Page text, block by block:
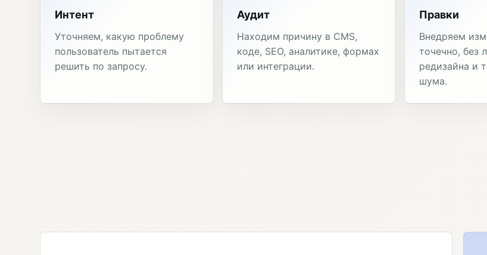
Интент
Уточняем, какую проблему
пользователь пытается
решить по запросу.
Аудит
Находим причину в CMS,
коде, SEO, аналитике, формах
или интеграции.
Правки
Внедряем
точечно, без
редизайна и
шума.